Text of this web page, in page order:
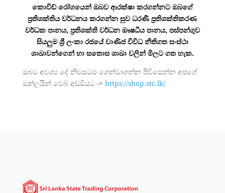
කොවිඩ් රෝගයෙන් ඔබව ආරක්ෂා කරගන්නට ඔබගේ
ප්‍රතිශක්තිය වර්ධනය කරගන්න සුව ධරණී ප්‍රතිශක්තිකරණ
වර්ධක පානය, ප්‍රතිශක්ති වර්ධන ඖෂධීය පානය, පස්පන්ගුව
සියලුම ශ්‍රී ලංකා රජයේ වාණිජ විවිධ නීතිගත සංස්ථා
ශාඛාවන්ගෙන් හා සතොස ශාඛා වලින් මිලට ගත හැක.
ඔබට අවශ්‍ය දේ නිවසටම ගෙන්වාගන්න පිවිසෙන්න අපගේ
ඔන්ලයින් වෙබ් අඩවියට -> https://shop.stc.lk/